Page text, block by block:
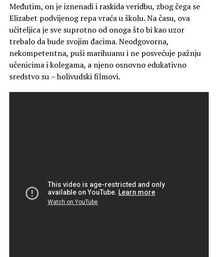
Međutim, on je iznenadi i raskida veridbu, zbog čega se
Elizabet podvijenog repa vraća u školu. Na času, ova
učiteljica je sve suprotno od onoga što bi kao uzor
trebalo da bude svojim đacima. Neodgovorna,
nekompetentna, puši marihuanu i ne posvećuje pažnju
učenicima i kolegama, a njeno osnovno edukativno
sredstvo su – holivudski filmovi.